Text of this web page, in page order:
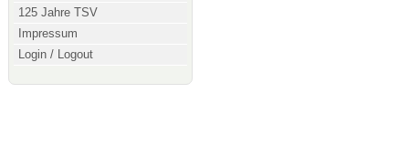
125 Jahre TSV
Impressum
Login / Logout